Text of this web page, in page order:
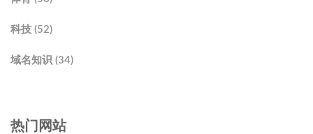
科技 (52)
域名知识 (34)
热门网站